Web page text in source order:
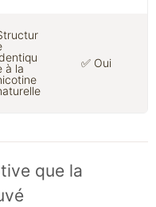
à la
✅ Oui
que la